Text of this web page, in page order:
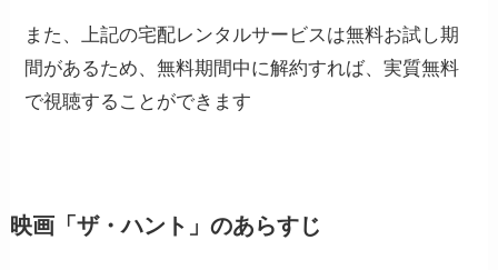
また、上記の宅配レンタルサービスは無料お試し期
間があるため、無料期間中に解約すれば、実質無料
で視聴することができます
映画「ザ・ハント」のあらすじ